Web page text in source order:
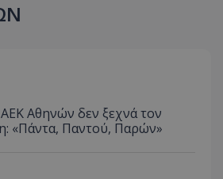
ΑΕΚ Αθηνών δεν ξεχνά τον
«Πάντα, Παντού, Παρών»